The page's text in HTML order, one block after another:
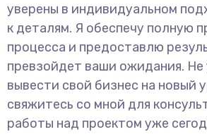
уверены в индивидуальном
к деталям. Я обеспечу полную
процесса и предоставлю
превзойдет ваши ожидания. Не
вывести свой бизнес на новый
свяжитесь со мной для
работы над проектом уже